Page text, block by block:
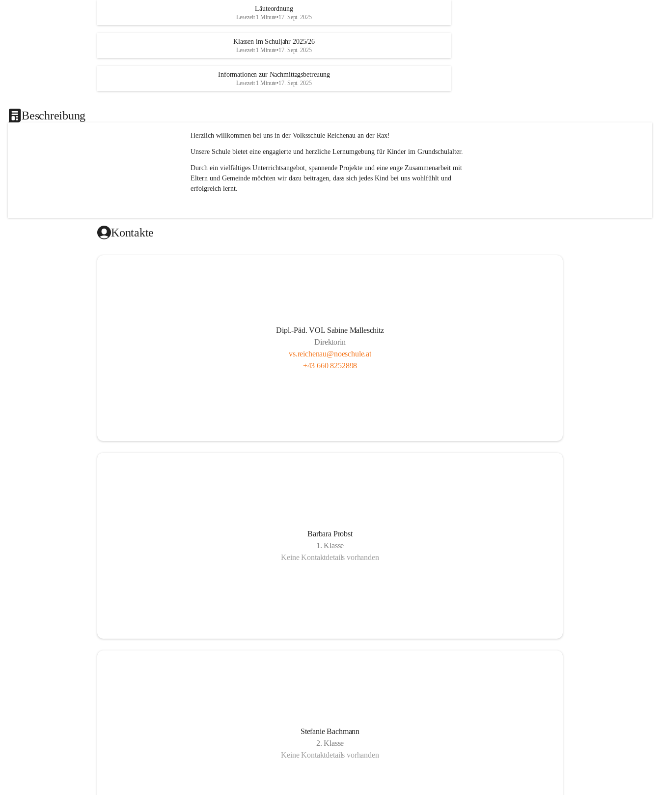
Läuteordnung
Lesezeit 1 Minute•17. Sept. 2025
Klassen im Schuljahr 2025/26
Lesezeit 1 Minute•17. Sept. 2025
Informationen zur Nachmittagsbetreuung
Lesezeit 1 Minute•17. Sept. 2025
Beschreibung
Herzlich willkommen bei uns in der Volksschule Reichenau an der Rax!
Unsere Schule bietet eine engagierte und herzliche Lernumgebung für Kinder im Grundschulalter.
Durch ein vielfältiges Unterrichtsangebot, spannende Projekte und eine enge Zusammenarbeit mit
Eltern und Gemeinde möchten wir dazu beitragen, dass sich jedes Kind bei uns wohlfühlt und
erfolgreich lernt.
Kontakte
Dipl.-Päd. VOL Sabine Malleschitz
Direktorin
vs.reichenau@noeschule.at
+43 660 8252898
Barbara Probst
1. Klasse
Keine Kontaktdetails vorhanden
Stefanie Bachmann
2. Klasse
Keine Kontaktdetails vorhanden